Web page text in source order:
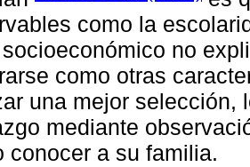
como la
no
como otras
una mejor selección,
mediante
conocer a su familia.